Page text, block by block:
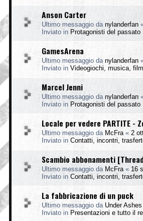
Anson Carter
Ultimo messaggio da nylanderfan
Inviato in Protagonisti del passato
GamesArena
Ultimo messaggio da nylanderfan
Inviato in Videogiochi, musica,
Marcel Jenni
Ultimo messaggio da nylanderfan
Inviato in Protagonisti del passato
Locale per vedere PARTITE -
Ultimo messaggio da McFra « 2
Inviato in Contatti, incontri,
Scambio abbonamenti
Ultimo messaggio da McFra « 16
Inviato in Contatti, incontri,
La fabbricazione di un puck
Ultimo messaggio da Under Ashes
Inviato in Presentazioni e tutto il